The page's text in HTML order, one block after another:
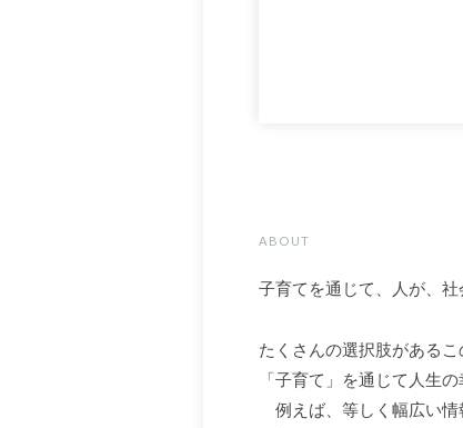
ABOUT
子育てを通じて、人が、社
たくさんの選択肢がある
「子育て」を通じて人生
例えば、等しく幅広い情